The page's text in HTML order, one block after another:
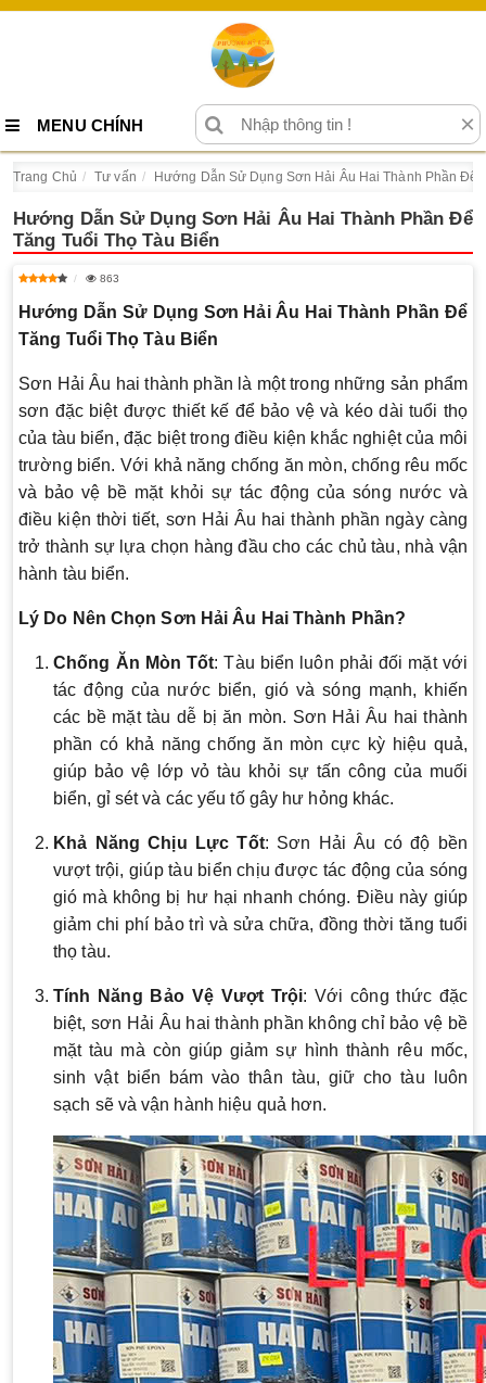
MENU CHÍNH ×
Trang Chủ Tư vấn Hướng Dẫn Sử Dụng Sơn Hải Âu Hai Thành Phần Để
Hướng Dẫn Sử Dụng Sơn Hải Âu Hai Thành Phần Để
Tăng Tuổi Thọ Tàu Biển
863
Hướng Dẫn Sử Dụng Sơn Hải Âu Hai Thành Phần Để
Tăng Tuổi Thọ Tàu Biển
Sơn Hải Âu hai thành phần là một trong những sản phẩm
sơn đặc biệt được thiết kế để bảo vệ và kéo dài tuổi thọ
của tàu biển, đặc biệt trong điều kiện khắc nghiệt của môi
trường biển. Với khả năng chống ăn mòn, chống rêu mốc
và bảo vệ bề mặt khỏi sự tác động của sóng nước và
điều kiện thời tiết, sơn Hải Âu hai thành phần ngày càng
trở thành sự lựa chọn hàng đầu cho các chủ tàu, nhà vận
hành tàu biển.
Lý Do Nên Chọn Sơn Hải Âu Hai Thành Phần?
Chống Ăn Mòn Tốt: Tàu biển luôn phải đối mặt với
tác động của nước biển, gió và sóng mạnh, khiến
các bề mặt tàu dễ bị ăn mòn. Sơn Hải Âu hai thành
phần có khả năng chống ăn mòn cực kỳ hiệu quả,
giúp bảo vệ lớp vỏ tàu khỏi sự tấn công của muối
biển, gỉ sét và các yếu tố gây hư hỏng khác.
Khả Năng Chịu Lực Tốt: Sơn Hải Âu có độ bền
vượt trội, giúp tàu biển chịu được tác động của sóng
gió mà không bị hư hại nhanh chóng. Điều này giúp
giảm chi phí bảo trì và sửa chữa, đồng thời tăng tuổi
thọ tàu.
Tính Năng Bảo Vệ Vượt Trội: Với công thức đặc
biệt, sơn Hải Âu hai thành phần không chỉ bảo vệ bề
mặt tàu mà còn giúp giảm sự hình thành rêu mốc,
sinh vật biển bám vào thân tàu, giữ cho tàu luôn
sạch sẽ và vận hành hiệu quả hơn.